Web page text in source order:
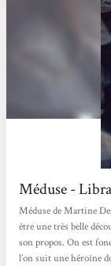
Méduse -
Méduse de Martine
être une très belle
son propos. On est
l’on suit une héroïne